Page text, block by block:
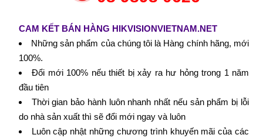
CAM KẾT BÁN HÀNG HIKVISIONVIETNAM.NET
Những sản phẩm của chúng tôi là Hàng chính hãng, mới
100%.
Đổi mới 100% nếu thiết bị xảy ra hư hỏng trong 1 năm
đầu tiên
Thời gian bảo hành luôn nhanh nhất nếu sản phẩm bị lỗi
do nhà sản xuất thì sẽ đổi mới ngay và luôn
Luôn cập nhật những chương trình khuyến mãi của các